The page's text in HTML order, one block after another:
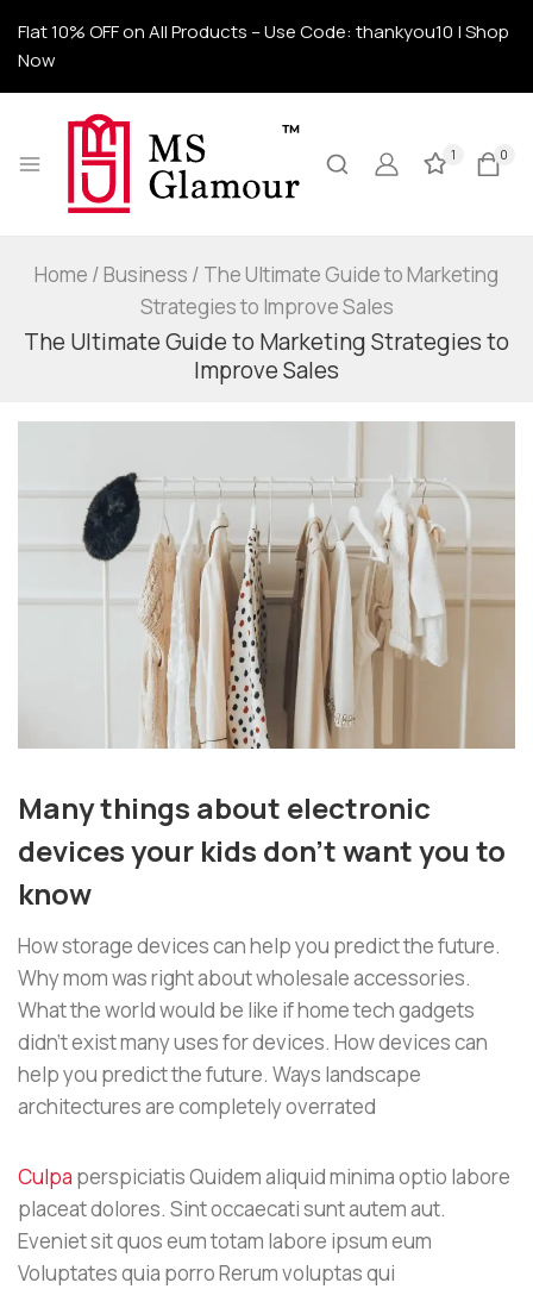
Flat 10% OFF on All Products – Use Code: thankyou10 | Shop
Now
1 0
Home /Business / The Ultimate Guide to Marketing
Strategies to Improve Sales
The Ultimate Guide to Marketing Strategies to
Improve Sales
Many things about electronic
devices your kids don’t want you to
know
How storage devices can help you predict the future.
Why mom was right about wholesale accessories.
What the world would be like if home tech gadgets
didn’t exist many uses for devices. How devices can
help you predict the future. Ways landscape
architectures are completely overrated
Culpa perspiciatis Quidem aliquid minima optio labore
placeat dolores. Sint occaecati sunt autem aut.
Eveniet sit quos eum totam labore ipsum eum
Voluptates quia porro Rerum voluptas qui